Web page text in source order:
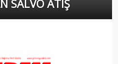
SALVO ATIŞ